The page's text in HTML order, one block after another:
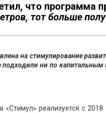
что программа
тот больше
на стимулирование
подходили ни по
«Стимул» реализуется с